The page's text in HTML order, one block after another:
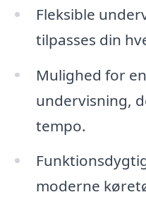
Fleksible
tilpasses din
Mulighed for
undervisning,
tempo.
moderne